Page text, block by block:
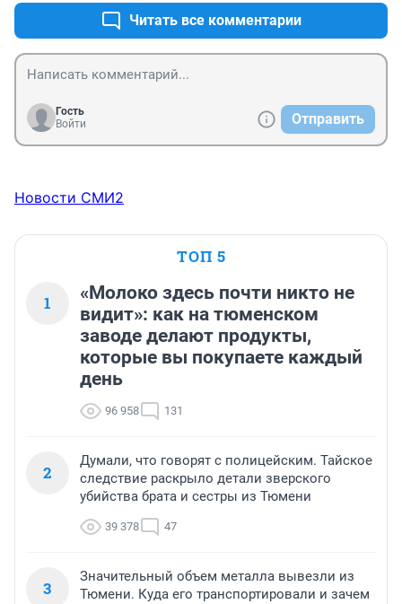
Читать все комментарии
Гость
Войти
Отправить
Новости СМИ2
ТОП 5
1
«Молоко здесь почти никто не
видит»: как на тюменском
заводе делают продукты,
которые вы покупаете каждый
день
96 958 131
2
Думали, что говорят с полицейским. Тайское
следствие раскрыло детали зверского
убийства брата и сестры из Тюмени
39 378 47
3
Значительный объем металла вывезли из
Тюмени. Куда его транспортировали и зачем